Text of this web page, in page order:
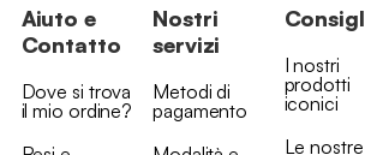
Aiuto e
Contatto
Dove si trova
il mio ordine?
Nostri
servizi
Metodi di
pagamento
I nostri
prodotti
iconici
Le nostre